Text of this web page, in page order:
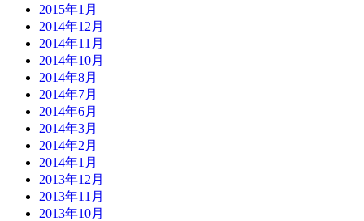
2015年1月
2014年12月
2014年11月
2014年10月
2014年8月
2014年7月
2014年6月
2014年3月
2014年2月
2014年1月
2013年12月
2013年11月
2013年10月